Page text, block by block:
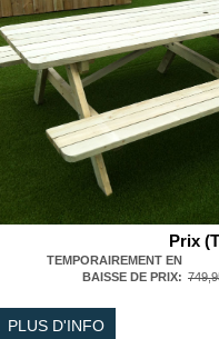
Prix
TEMPORAIREMENT EN
BAISSE DE PRIX:
PLUS D'INFO